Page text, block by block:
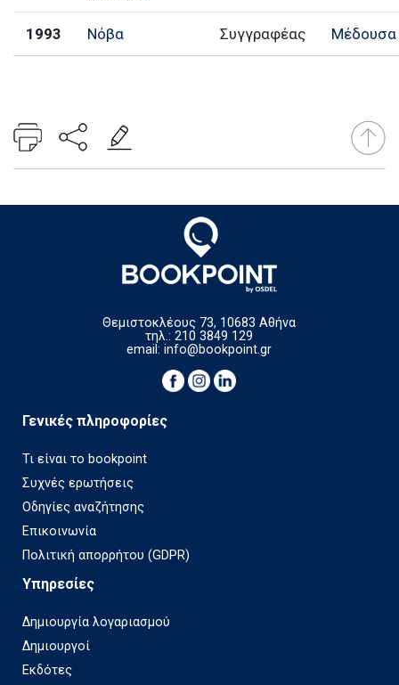
1993 Νόβα Συγγραφέας Μέδουσα
Θεμιστοκλέους 73, 10683 Αθήνα
τηλ.: 210 3849 129
email:info@bookpoint.gr
Γενικές πληροφορίες
Τι είναι το bookpoint
Συχνές ερωτήσεις
Οδηγίες αναζήτησης
Επικοινωνία
Πολιτική απορρήτου (GDPR)
Υπηρεσίες
Δημιουργία λογαριασμού
Δημιουργοί
Εκδότες